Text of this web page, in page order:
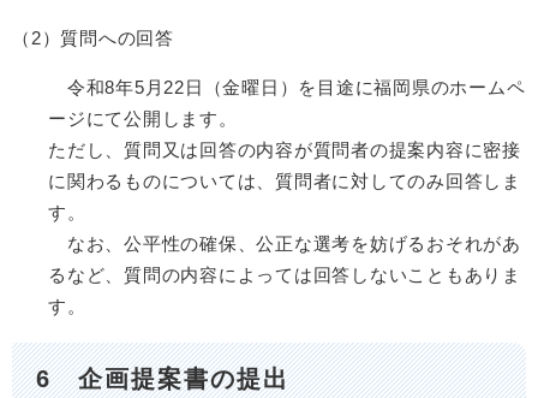
（2）質問への回答
令和8年5月22日（金曜日）を目途に福岡県のホームペ
ージにて公開します。
ただし、質問又は回答の内容が質問者の提案内容に密接
に関わるものについては、質問者に対してのみ回答しま
す。
なお、公平性の確保、公正な選考を妨げるおそれがあ
るなど、質問の内容によっては回答しないこともありま
す。
6 企画提案書の提出